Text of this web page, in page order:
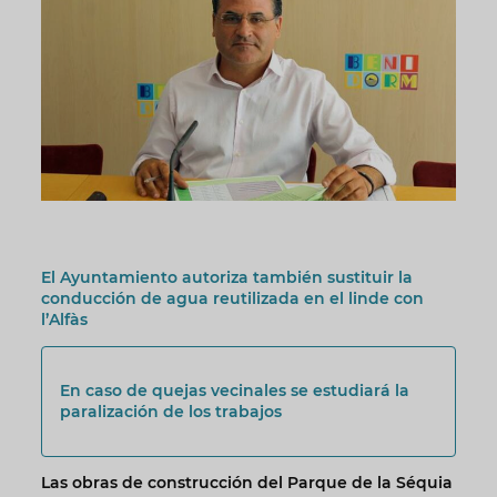
El Ayuntamiento autoriza también sustituir la
conducción de agua reutilizada en el linde con
l’Alfàs
En caso de quejas vecinales se estudiará la
paralización de los trabajos
Las obras de construcción del Parque de la Séquia